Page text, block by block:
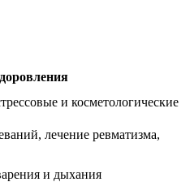
и косметологические
лечение ревматизма,
и дыхания